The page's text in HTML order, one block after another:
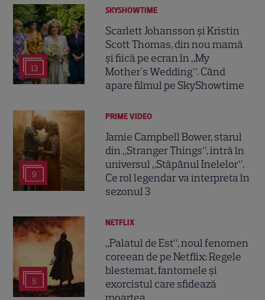
13
SKYSHOWTIME
Scarlett Johansson și Kristin
Scott Thomas, din nou mamă
și fiică pe ecran în „My
Mother's Wedding”. Când
apare filmul pe SkyShowtime
9
PRIME VIDEO
Jamie Campbell Bower, starul
din „Stranger Things”, intră în
universul „Stăpânul Inelelor”.
Ce rol legendar va interpreta în
sezonul 3
5
NETFLIX
„Palatul de Est”, noul fenomen
coreean de pe Netflix: Regele
blestemat, fantomele și
exorcistul care sfidează